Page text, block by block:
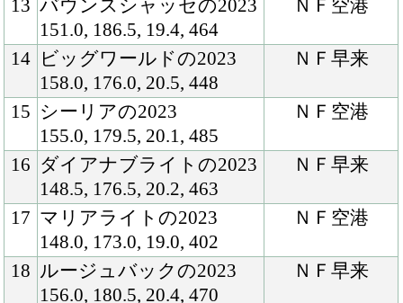
153.5, 175.0, 19.8, 443
ディーパワンサの2023
151.0, 175.5, 20.1, 443
ＮＦ空港
22 ランズエッジの2023
160.5, 174.5, 22.1, 461
ＮＦ早来
23 ライフフォーセールの
2023
157.5, 177.0, 21.5, 466
24 ピースエンブレムの2023
160.5, 174.0, 20.9, 453
ＮＦ空港
シャンブルドットの2023
157.5, 174.5, 22.0, 472
ＮＦ早来
ピンクアリエスの2023
152.5, 170.0, 20.4, 417
ＮＦ早来
27 セレナズヴォイスの2023
158.0, 174.0, 20.9, 470
ＮＦ空港